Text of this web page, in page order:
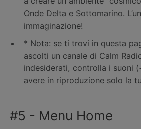
Onde Delta e Sottomarino.
immaginazione!
* Nota: se ti trovi in questa
ascolti un canale di Calm
indesiderati, controlla i suoni
avere in riproduzione solo la
#5 - Menu Home